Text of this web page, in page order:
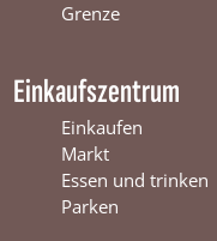
Grenze
Einkaufszentrum
Einkaufen
Markt
Essen und trinken
Parken